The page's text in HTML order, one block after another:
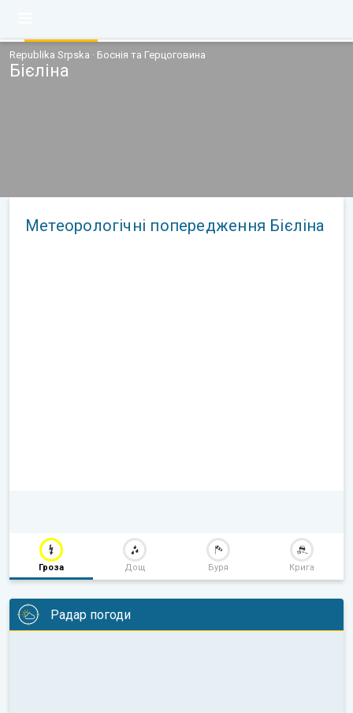
Republika Srpska · Боснія та Герцоговина
Бієліна
Метеорологічні попередження Бієліна
Гроза Дощ Буря Крига
Радар погоди